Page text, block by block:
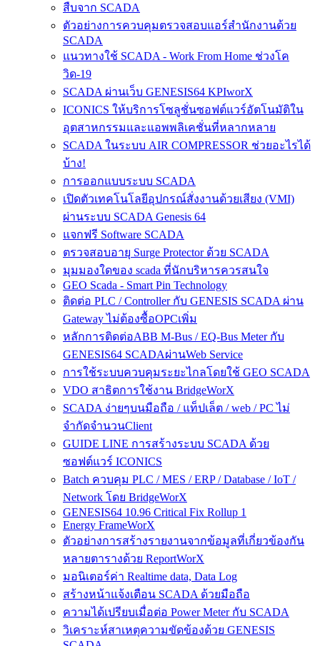
สืบจาก SCADA
ตัวอย่างการควบคุมตรวจสอบแอร์สำนักงานด้วย
SCADA
แนวทางใช้ SCADA - Work From Home ช่วงโค
วิด-19
SCADA ผ่านเว็บ GENESIS64 KPIworX
ICONICS ให้บริการโซลูชั่นซอฟต์แวร์อัตโนมัติใน
อุตสาหกรรมและแอพพลิเคชั่นที่หลากหลาย
SCADA ในระบบ AIR COMPRESSOR ช่วยอะไรได้
บ้าง!
การออกแบบระบบ SCADA
เปิดตัวเทคโนโลยีอุปกรณ์สั่งงานด้วยเสียง (VMI)
ผ่านระบบ SCADA Genesis 64
แจกฟรี Software SCADA
ตรวจสอบอายุ Surge Protector ด้วย SCADA
มุมมองใดของ scada ที่นักบริหารควรสนใจ
GEO Scada - Smart Pin Technology
ติดต่อ PLC / Controller กับ GENESIS SCADA ผ่าน
Gateway ไม่ต้องซื้อOPCเพิ่ม
หลักการติดต่อABB M-Bus / EQ-Bus Meter กับ
GENESIS64 SCADAผ่านWeb Service
การใช้ระบบควบคุมระยะไกลโดยใช้ GEO SCADA
VDO สาธิตการใช้งาน BridgeWorX
SCADA ง่ายๆบนมือถือ / แท็ปเล็ต / web / PC ไม่
จำกัดจำนวนClient
GUIDE LINE การสร้างระบบ SCADA ด้วย
ซอฟต์แวร์ ICONICS
Batch ควบคุม PLC / MES / ERP / Database / IoT /
Network โดย BridgeWorX
GENESIS64 10.96 Critical Fix Rollup 1
Energy FrameWorX
ตัวอย่างการสร้างรายงานจากข้อมูลที่เกี่ยวข้องกัน
หลายตารางด้วย ReportWorX
มอนิเตอร์ค่า Realtime data, Data Log
สร้างหน้าแจ้งเตือน SCADA ด้วยมือถือ
ความได้เปรียบเมื่อต่อ Power Meter กับ SCADA
วิเคราะห์สาเหตุความขัดข้องด้วย GENESIS